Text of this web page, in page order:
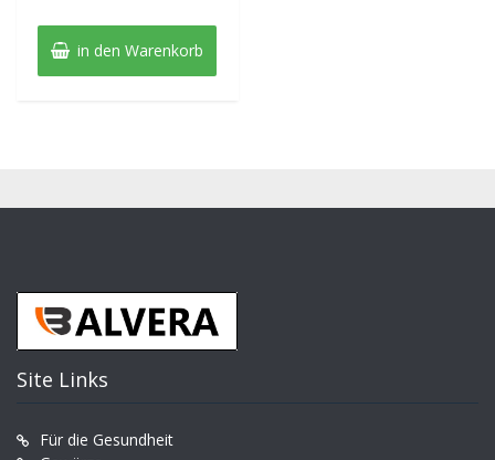
5
in den Warenkorb
Site Links
Für die Gesundheit